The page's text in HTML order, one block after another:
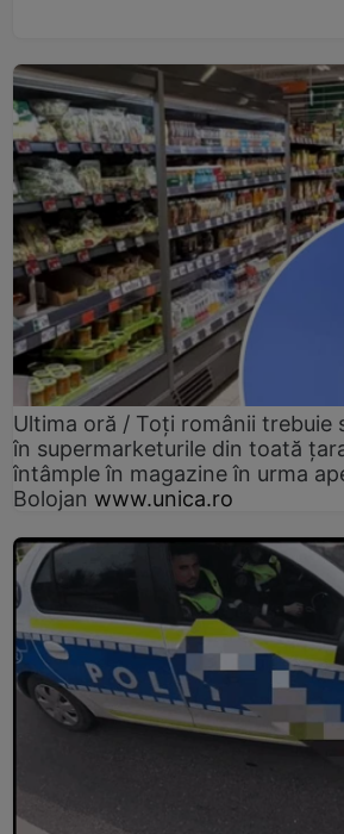
Ultima oră / Toți românii trebuie
în supermarketurile din toată
întâmple în magazine în urma
Bolojan www.unica.ro